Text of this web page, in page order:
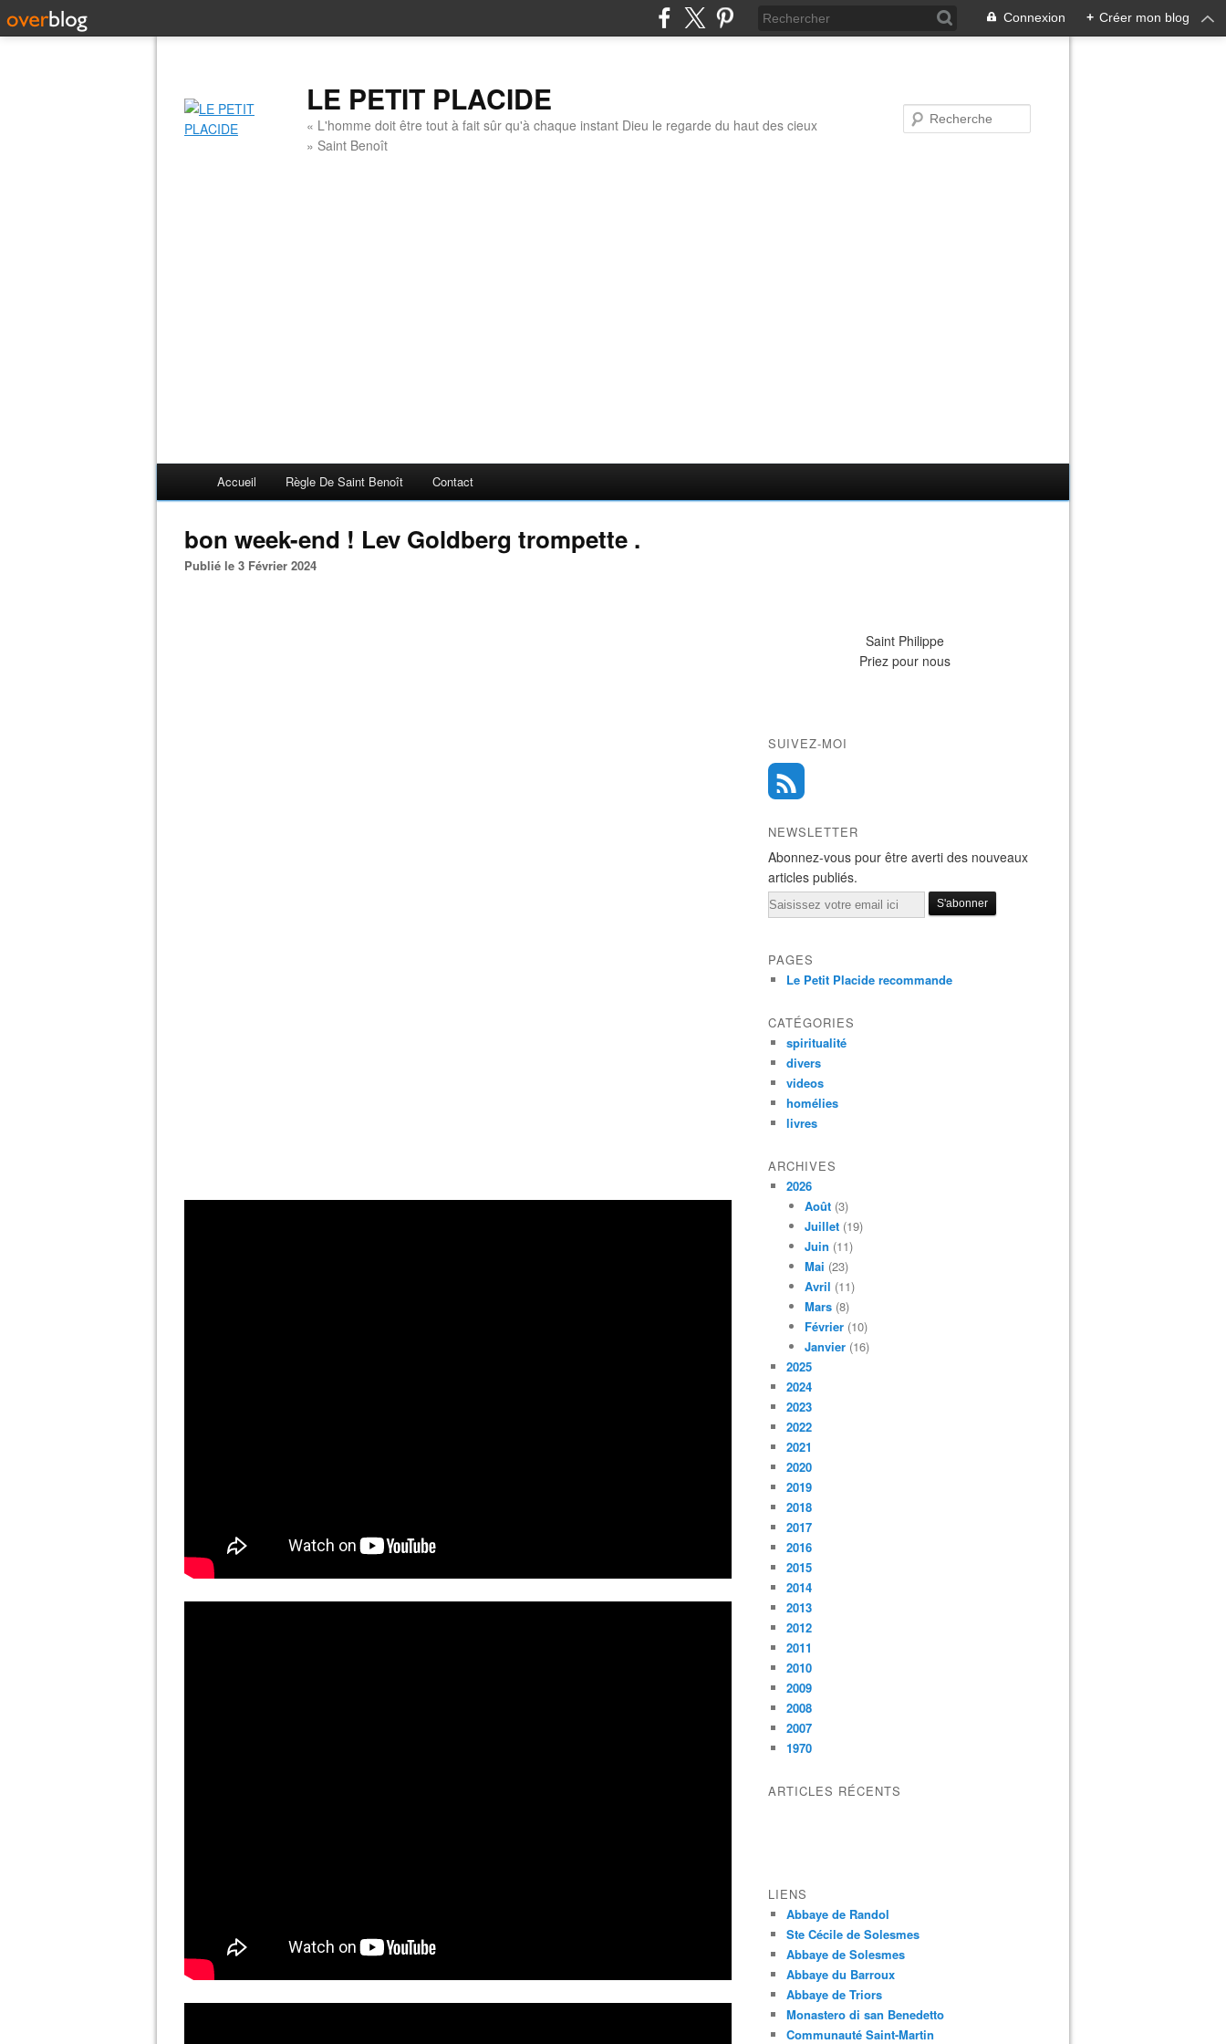
Connexion + Créer mon blog
LE PETIT PLACIDE
« L'homme doit être tout à fait sûr qu'à chaque instant Dieu le regarde du haut des cieux
» Saint Benoît
Accueil Règle De Saint Benoît Contact
bon week-end ! Lev Goldberg trompette .
Publié le 3 Février 2024
Saint Philippe
Priez pour nous
SUIVEZ-MOI
NEWSLETTER
Abonnez-vous pour être averti des nouveaux
articles publiés.
Email
PAGES
Le Petit Placide recommande
CATÉGORIES
spiritualité
divers
videos
homélies
livres
ARCHIVES
2026
Août (3)
Juillet (19)
Juin (11)
Mai (23)
Avril (11)
Mars (8)
Février (10)
Janvier (16)
2025
2024
2023
2022
2021
2020
2019
2018
2017
2016
2015
2014
2013
2012
2011
2010
2009
2008
2007
1970
ARTICLES RÉCENTS
LIENS
Abbaye de Randol
Ste Cécile de Solesmes
Abbaye de Solesmes
Abbaye du Barroux
Abbaye de Triors
Monastero di san Benedetto
Communauté Saint-Martin